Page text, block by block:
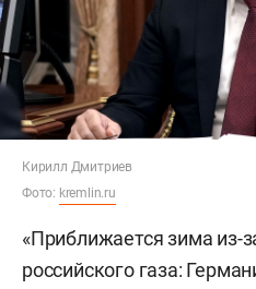
Кирилл Дмитриев
Фото: kremlin.ru
«Приближается зима из-
российского газа: